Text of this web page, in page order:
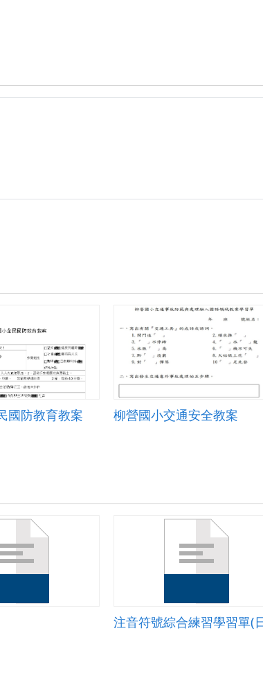
國防教育教案 柳營國小交通安全教案